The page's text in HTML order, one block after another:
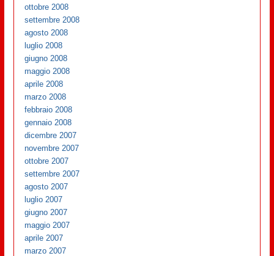
ottobre 2008
settembre 2008
agosto 2008
luglio 2008
giugno 2008
maggio 2008
aprile 2008
marzo 2008
febbraio 2008
gennaio 2008
dicembre 2007
novembre 2007
ottobre 2007
settembre 2007
agosto 2007
luglio 2007
giugno 2007
maggio 2007
aprile 2007
marzo 2007